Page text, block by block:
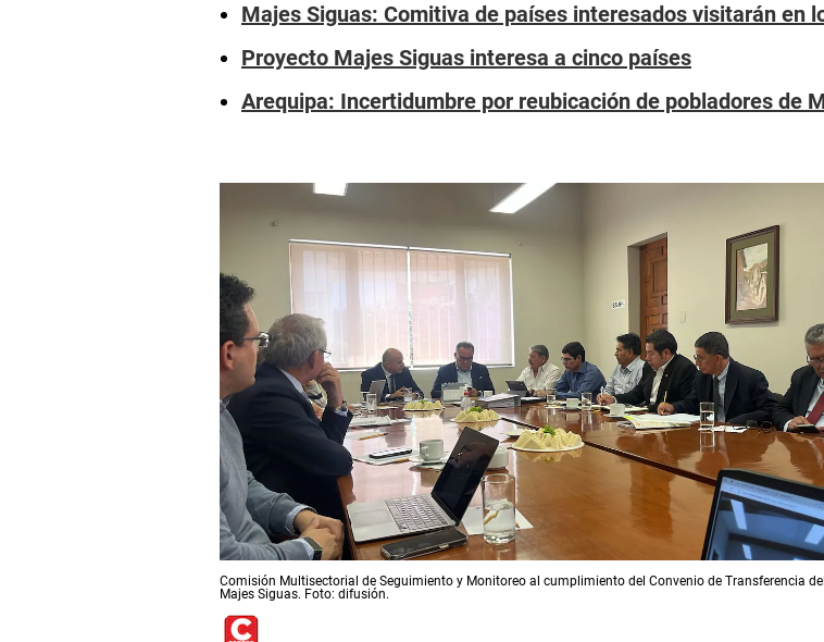
Majes Siguas: Comitiva de países interesados visitarán en
Proyecto Majes Siguas interesa a cinco países
Arequipa: Incertidumbre por reubicación de pobladores de
Comisión Multisectorial de Seguimiento y Monitoreo al cumplimiento del Convenio de Transferencia
Majes Siguas. Foto: difusión.